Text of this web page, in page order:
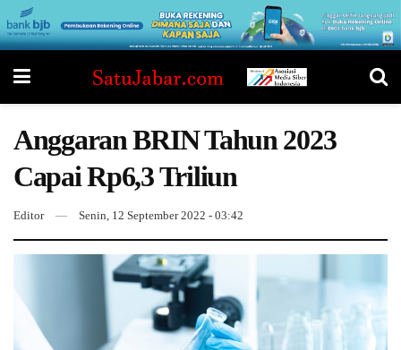
Anggaran BRIN Tahun 2023
Capai Rp6,3 Triliun
Editor Senin, 12 September 2022 - 03:42